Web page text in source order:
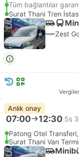
Tüm bağlantılar
Surat Thani Tren
Zest
Anlık onay
07:00 12:30 5s
Patong Otel
Surat Thani Van